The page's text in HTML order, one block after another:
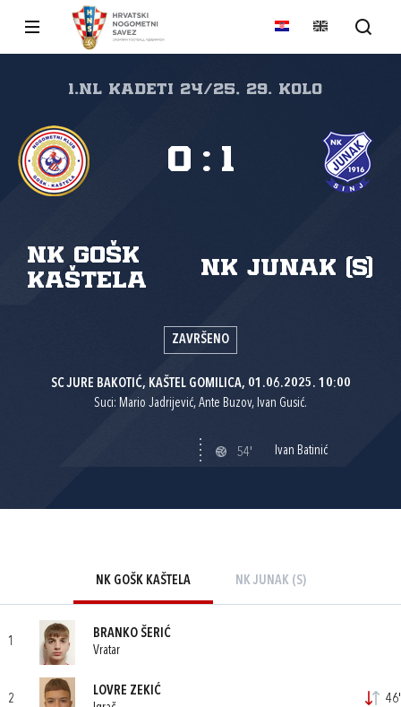
1.nl Kadeti 24/25, 29. kolo
NK GOŠK
Kaštela
NK Junak (S)
0 : 1
ZAVRŠENO
SC JURE BAKOTIĆ, KAŠTEL GOMILICA, 01.06.2025. 10:00
Suci: Mario Jadrijević, Ante Buzov, Ivan Gusić.
54' Ivan Batinić
NK GOŠK KAŠTELA NK JUNAK (S)
1
BRANKO ŠERIĆ
Vratar
2
LOVRE ZEKIĆ
46'